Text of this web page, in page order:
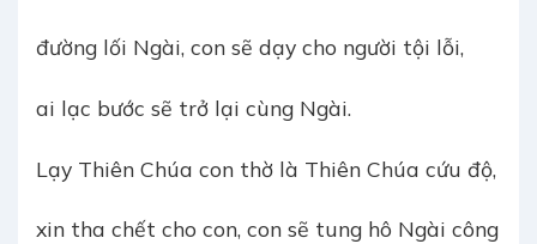
đường lối Ngài, con sẽ dạy cho người tội lỗi,
ai lạc bước sẽ trở lại cùng Ngài.
Lạy Thiên Chúa con thờ là Thiên Chúa cứu độ,
xin tha chết cho con, con sẽ tung hô Ngài công